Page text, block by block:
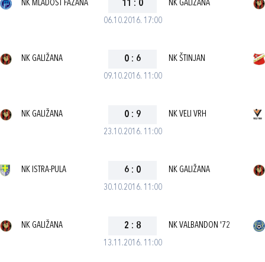
06.10.2016. 17:00
NK MLADOST FAŽANA 11 : 0 NK GALIŽANA
09.10.2016. 11:00
NK GALIŽANA 0 : 6 NK ŠTINJAN
23.10.2016. 11:00
NK GALIŽANA 0 : 9 NK VELI VRH
30.10.2016. 11:00
NK ISTRA-PULA 6 : 0 NK GALIŽANA
13.11.2016. 11:00
NK GALIŽANA 2 : 8 NK VALBANDON '72